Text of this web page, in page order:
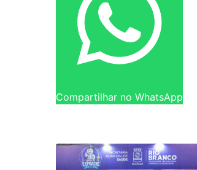
Compartilhar no WhatsApp